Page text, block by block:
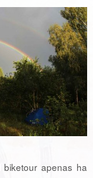
apenas ha